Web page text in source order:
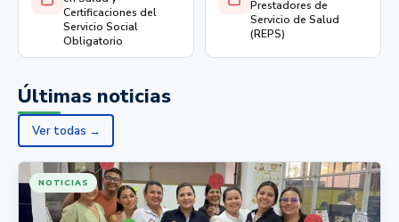
Certificaciones del
Servicio Social
Obligatorio
Prestadores de
Servicio de Salud
(REPS)
Últimas noticias
Ver todas →
NOTICIAS